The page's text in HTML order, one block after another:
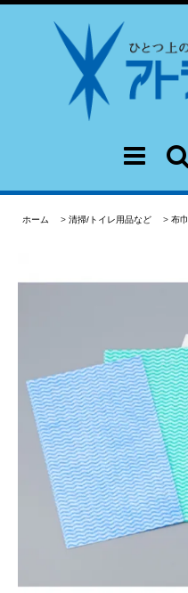
ホーム > 清掃/トイレ用品など > 布巾